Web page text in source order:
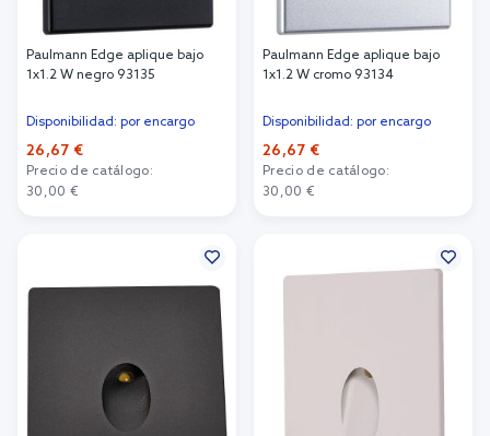
Paulmann Edge aplique bajo
1x1.2 W negro 93135
Disponibilidad: por encargo
26,67 €
Precio de catálogo:
30,00 €
Paulmann Edge aplique bajo
1x1.2 W cromo 93134
Disponibilidad: por encargo
26,67 €
Precio de catálogo:
30,00 €